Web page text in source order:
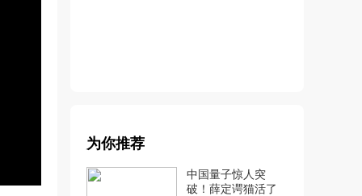
为你推荐
中国量子惊人突
破！薛定谔猫活了